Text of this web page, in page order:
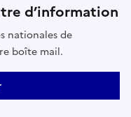
d’information
nationales de
boîte mail.